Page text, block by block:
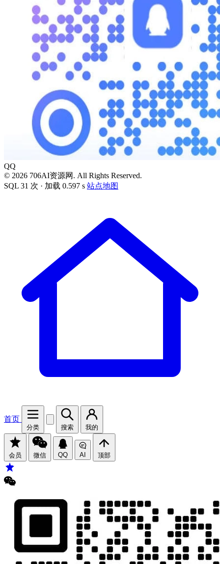
QQ
© 2026 706AI资源网. All Rights Reserved.
SQL 31 次 · 加载 0.597 s 站点地图
首页
分类 搜索 我的
会员 微信 QQ AI 顶部